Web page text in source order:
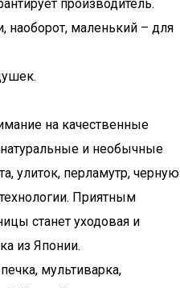
производитель.
наоборот, маленький – для
на качественные
и необычные
улиток, перламутр, черную
Приятным
станет уходовая и
из Японии.
мультиварка,